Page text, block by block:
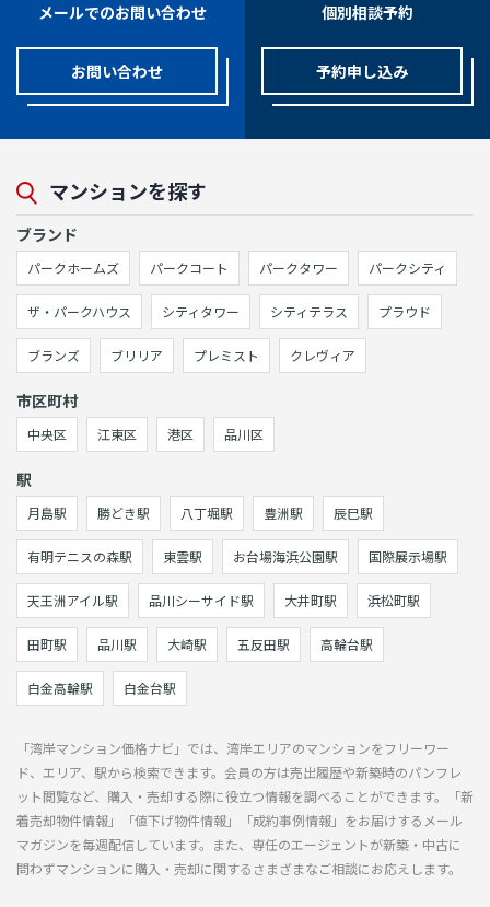
メールでのお問い合わせ
お問い合わせ
個別相談予約
予約申し込み
マンションを探す
ブランド
パークホームズ パークコート パークタワー パークシティ
ザ・パークハウス シティタワー シティテラス プラウド
ブランズ ブリリア プレミスト クレヴィア
市区町村
中央区 江東区 港区 品川区
駅
月島駅 勝どき駅 八丁堀駅 豊洲駅 辰巳駅
有明テニスの森駅 東雲駅 お台場海浜公園駅 国際展示場駅
天王洲アイル駅 品川シーサイド駅 大井町駅 浜松町駅
田町駅 品川駅 大崎駅 五反田駅 高輪台駅
白金高輪駅 白金台駅
「湾岸マンション価格ナビ」では、湾岸エリアのマンションをフリーワー
ド、エリア、駅から検索できます。会員の方は売出履歴や新築時のパンフレ
ット閲覧など、購入・売却する際に役立つ情報を調べることができます。「新
着売却物件情報」「値下げ物件情報」「成約事例情報」をお届けするメール
マガジンを毎週配信しています。また、専任のエージェントが新築・中古に
問わずマンションに購入・売却に関するさまざまなご相談にお応えします。